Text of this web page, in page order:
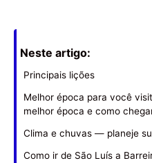
Neste artigo:
Principais lições
Melhor época para você
melhor época e como
Clima e chuvas — planeje
Como ir de São Luís a